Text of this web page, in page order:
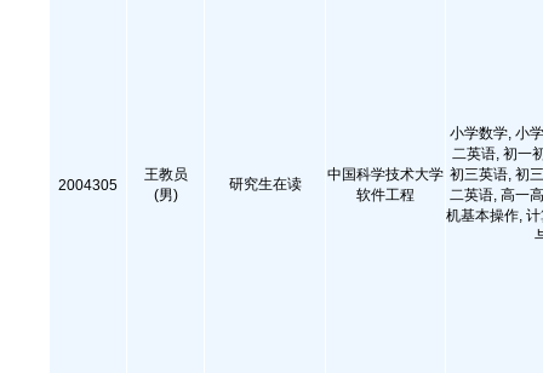
2004305
王教员
(男)
研究生在读
中国科学技术大学
软件工程
小学数学, 小
二英语, 初一
初三英语, 初
二英语, 高一
机基本操作,